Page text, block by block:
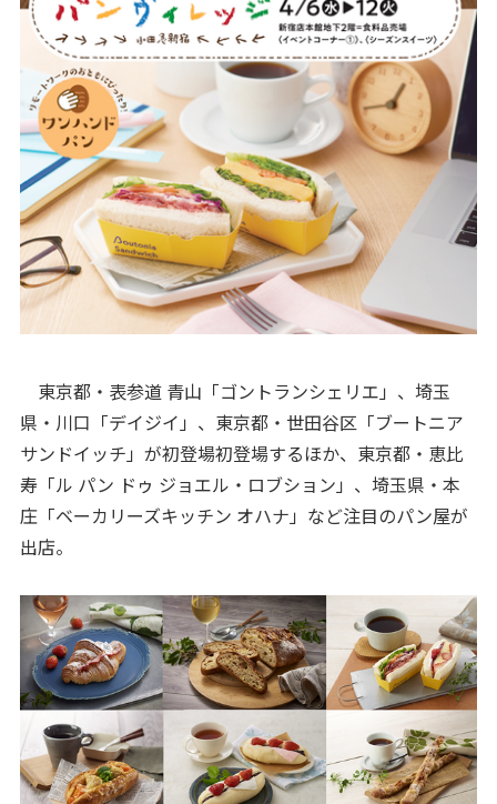
​東京都・表参道 青山「ゴントランシェリエ」、埼玉
県・川口「デイジイ」、東京都・世田谷区「ブートニア
サンドイッチ」が初登場初登場するほか、東京都・恵比
寿「ル パン ドゥ ジョエル・ロブション」、埼玉県・本
庄「ベーカリーズキッチン オハナ」など注目のパン屋が
出店。